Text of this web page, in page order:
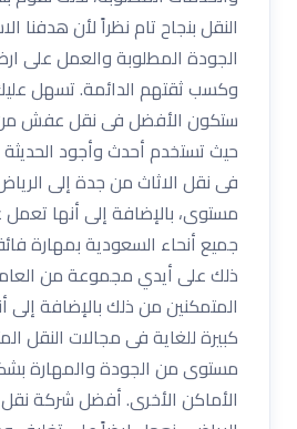
النقل بنجاح تام نظراً لأن
الجودة المطلوبة والعمل على
وكسب ثقتهم الدائمة. تسهل
ستكون الأفضل فى نقل عفش من
حيث تستخدم أحدث وأجود
فى نقل الاثاث من جدة إلى
مستوى، بالإضافة إلى أنها
جميع أنحاء السعودية بمهارة
ذلك على أيدي مجموعة من
المتمكنين من ذلك بالإضافة إلى
كبيرة للغاية فى مجالات النقل
مستوى من الجودة والمهارة
الأماكن الأخرى. أفضل شركة